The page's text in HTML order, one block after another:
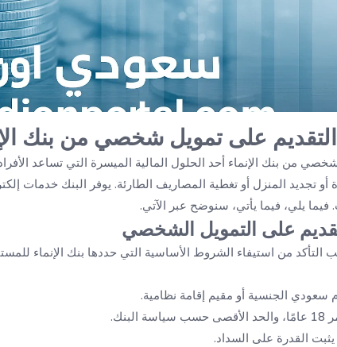
على تمويل شخصي من بنك
من بنك الإنماء أحد الحلول المالية الميسرة التي تساعد
تجديد المنزل أو تغطية المصاريف الطارئة. يوفر البنك خدمات
فيما يلي، فيما يأتي، سنوضح عبر الآتي.
على التمويل الشخصي
التأكد من استيفاء الشروط الأساسية التي حددها بنك الإنماء
سعودي الجنسية أو مقيم إقامة نظامية.
القدرة على السداد.